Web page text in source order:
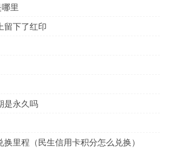
里
留下了红印
是永久吗
里程（民生信用卡积分怎么兑换）